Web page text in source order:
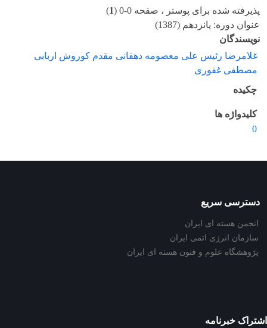
پذیرفته شده برای پوستر ، صفحه 0-0 ( 1
)
عنوان دوره: پانزدهم (1387)
نویسندگان
غلامرضا رئیس علی معصومه دهقانی مقدم کوروش اربابی
مصطفی غفوری
چکیده
کلیدواژه ها
0
دسترسی سریع
انجمن هسته ای ایران
سازمان انرژی اتمی ایران
پژوهشگاه علوم و فنون هسته ای ایران
اشتراک خبرنامه